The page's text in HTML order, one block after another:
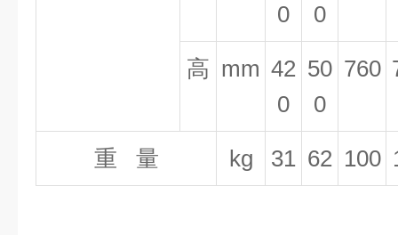
0
0
高 mm 42
0
50
0
760
重 量 kg 31 62 100